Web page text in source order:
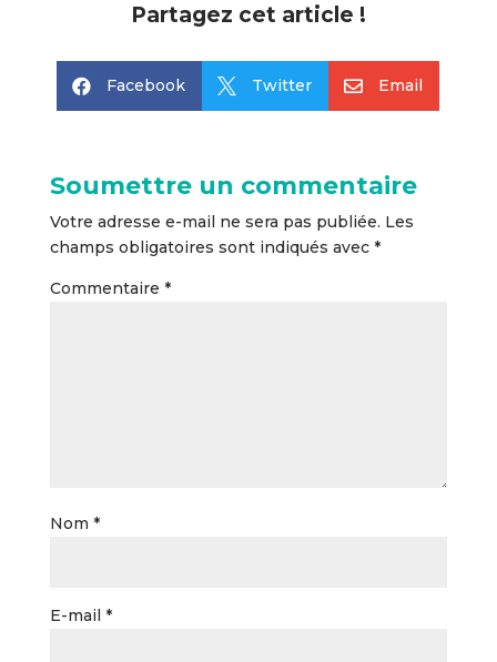
Partagez cet article !
 Facebook  Twitter  Email
Soumettre un commentaire
Votre adresse e-mail ne sera pas publiée. Les
champs obligatoires sont indiqués avec *
Commentaire *
Nom *
E-mail *